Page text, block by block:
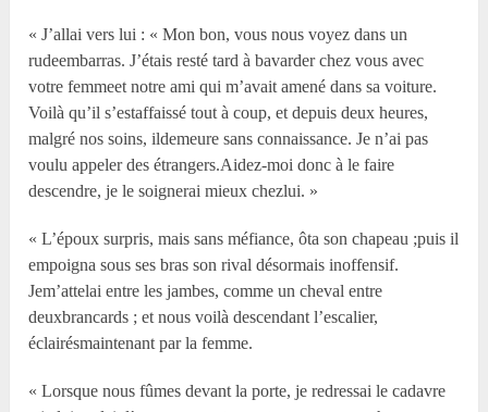
« J’allai vers lui : « Mon bon, vous nous voyez dans un
rudeembarras. J’étais resté tard à bavarder chez vous avec
votre femmeet notre ami qui m’avait amené dans sa voiture.
Voilà qu’il s’estaffaissé tout à coup, et depuis deux heures,
malgré nos soins, ildemeure sans connaissance. Je n’ai pas
voulu appeler des étrangers.Aidez-moi donc à le faire
descendre, je le soignerai mieux chezlui. »
« L’époux surpris, mais sans méfiance, ôta son chapeau ;puis il
empoigna sous ses bras son rival désormais inoffensif.
Jem’attelai entre les jambes, comme un cheval entre
deuxbrancards ; et nous voilà descendant l’escalier,
éclairésmaintenant par la femme.
« Lorsque nous fûmes devant la porte, je redressai le cadavre